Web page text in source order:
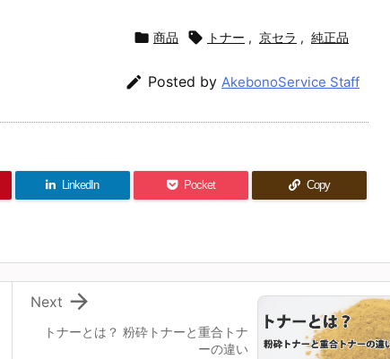
 商品  トナー , 京セラ , 純正品
 Posted by AkebonoService Staff
LinkedIn Pocket Copy
トナーとは？ 粉砕トナーと重合トナ
ーの違い

Next